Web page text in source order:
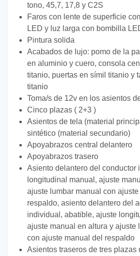
tono, 45,7, 17,8 y C2S
Faros con lente de superficie
LED y luz larga con bombilla
Pintura solida
Acabados de lujo: pomo de la
en aluminio y cuero, consola
titanio, puertas en símil titanio y
titanio
Toma/s de 12v en los asientos
Cinco plazas ( 2+3 )
Asientos de tela (material
sintético (material secundario)
Apoyabrazos central delantero
Apoyabrazos trasero
Asiento delantero del conductor
longitudinal manual, ajuste
ajuste lumbar manual con ajuste
respaldo, asiento delantero del
individual, abatible, ajuste
ajuste manual en altura y ajuste
con ajuste manual del respaldo
Asientos traseros de tres plazas